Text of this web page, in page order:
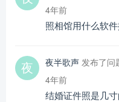
4年前
照相馆用什么软
夜半歌声 发布了问
4年前
结婚证件照是几寸